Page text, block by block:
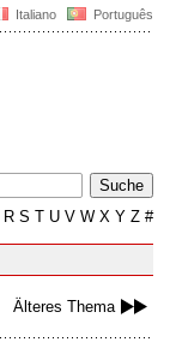
Italiano Português
R S T U V W X Y Z #
Älteres Thema